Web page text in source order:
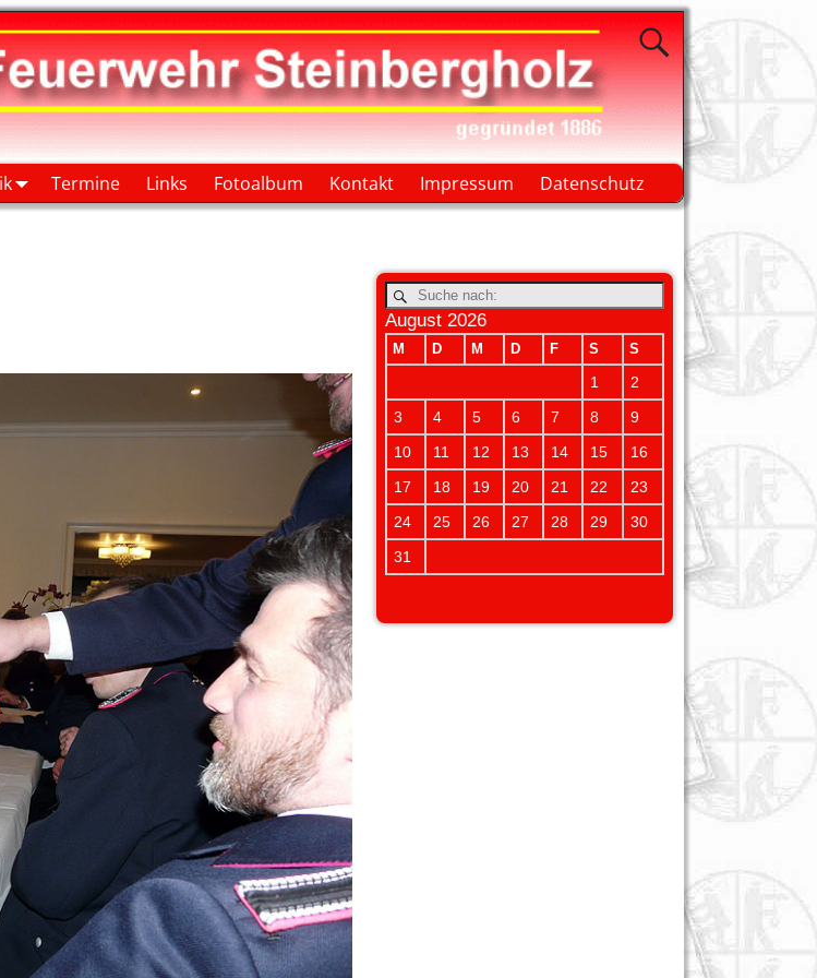
Termine Links Fotoalbum Kontakt Impressum Datenschutz
August 2026
M D M D F S S
1
2
3
4 5 6 7 8
9
10
11 12 13 14 15
16
17
18 19 20 21 22
23
24
25 26 27 28 29
30
31